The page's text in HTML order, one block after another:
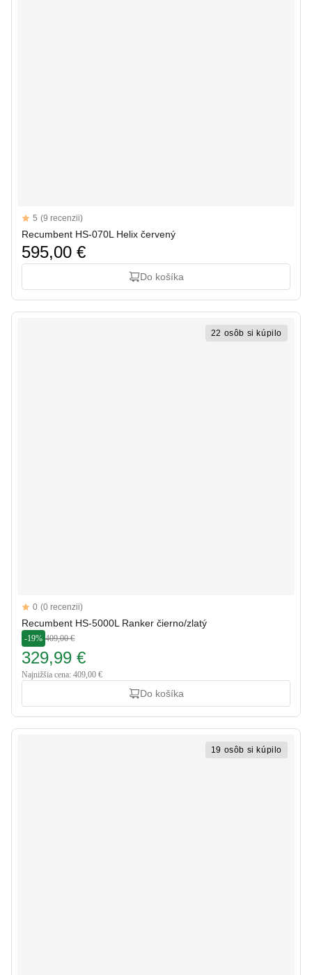
Reviews
5 out of 5 stars
5 (9 recenzii)
Recumbent HS-070L Helix červený
595,00 €
Do košíka
22 osôb si kúpilo
Reviews
0 (0 recenzii)
Recumbent HS-5000L Ranker čierno/zlatý
-19% 409,00 €
329,99 €
Najnižšia cena: 409,00 €
Do košíka
19 osôb si kúpilo